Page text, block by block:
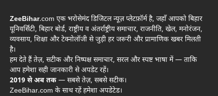
ZeeBihar.com एक भरोसेमंद डिजिटल न्यूज़ प्लेटफ़ॉर्म है, जहाँ आपको बिहार
यूनिवर्सिटी, बिहार बोर्ड, राष्ट्रीय व अंतर्राष्ट्रीय समाचार, राजनीति, खेल, मनोरंजन,
व्यवसाय, शिक्षा और टेक्नोलॉजी से जुड़ी हर जरूरी और प्रामाणिक खबर मिलती
है।
हम देते हैं तेज़, सटीक और निष्पक्ष समाचार, सरल और स्पष्ट भाषा में — ताकि
आप हमेशा सही जानकारी से अपडेट रहें।
2019 से अब तक — सबसे तेज़, सबसे सटीक।
ZeeBihar.com के साथ रहें हमेशा अपडेटेड।